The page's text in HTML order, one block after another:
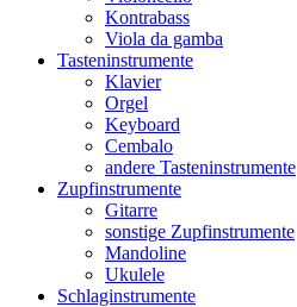
Kontrabass
Viola da gamba
Tasteninstrumente
Klavier
Orgel
Keyboard
Cembalo
andere Tasteninstrumente
Zupfinstrumente
Gitarre
sonstige Zupfinstrumente
Mandoline
Ukulele
Schlaginstrumente